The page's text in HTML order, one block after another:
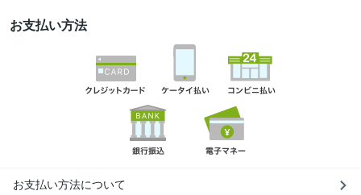
お支払い方法
お支払い方法について